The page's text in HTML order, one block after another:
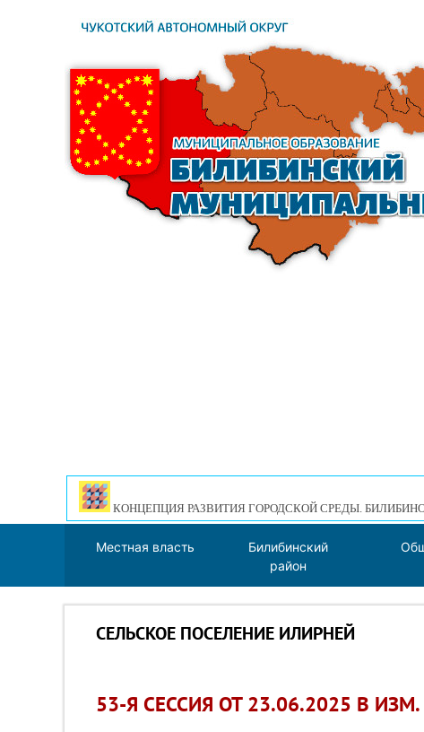
КОНЦЕПЦИЯ РАЗВИТИЯ ГОРОДСКОЙ СРЕДЫ.
Местная власть
Билибинский
район
СЕЛЬСКОЕ ПОСЕЛЕНИЕ ИЛИРНЕЙ
53-Я СЕССИЯ ОТ 23.06.2025 В